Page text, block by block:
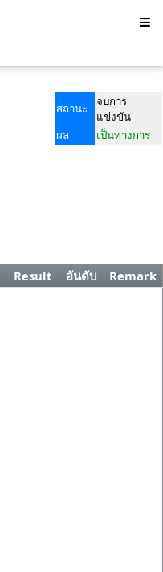
สถานะ
จบการ
แข่งขัน
ผล
เป็นทางการ
Result อันดับ Remark